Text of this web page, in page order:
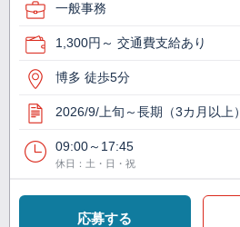
一般事務
1,300円～ 交通費支給あり
博多 徒歩5分
2026/9/上旬～長期（3カ月以上）
09:00～17:45
休日：土・日・祝
応募する